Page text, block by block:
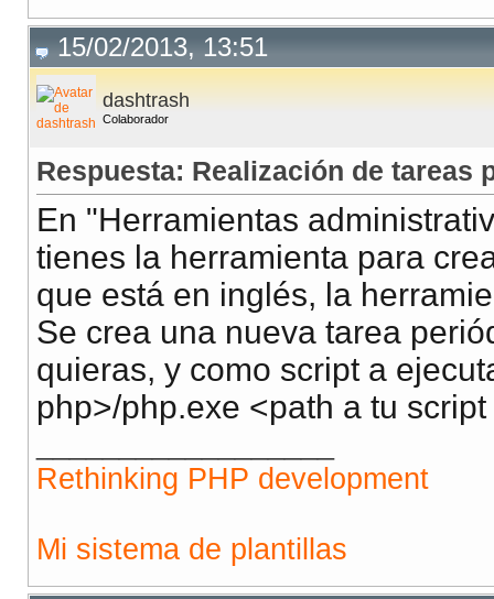
15/02/2013, 13:51
dashtrash
Colaborador
Respuesta: Realización de tareas
En "Herramientas
tienes la herramienta para
que está en inglés, la
Se crea una nueva tarea
quieras, y como script a
php>/php.exe <path a tu
Rethinking PHP development
Mi sistema de plantillas